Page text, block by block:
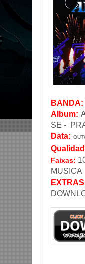
BANDA:
Album:
SE -
Data:
Faixas:
MUSICA
EXTRAS: